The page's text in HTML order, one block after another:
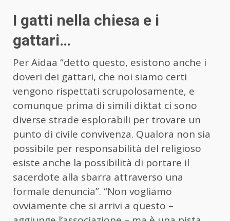
I gatti nella chiesa e i
gattari…
Per Aidaa “detto questo, esistono anche i
doveri dei gattari, che noi siamo certi
vengono rispettati scrupolosamente, e
comunque prima di simili diktat ci sono
diverse strade esplorabili per trovare un
punto di civile convivenza. Qualora non sia
possibile per responsabilità del religioso
esiste anche la possibilità di portare il
sacerdote alla sbarra attraverso una
formale denuncia”. “Non vogliamo
ovviamente che si arrivi a questo –